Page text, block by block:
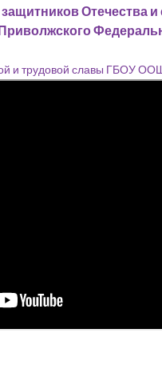
Отечества
и трудовой славы ГБОУ